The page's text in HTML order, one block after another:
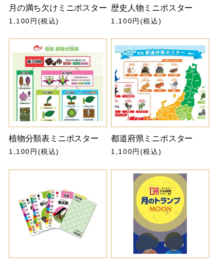
月の満ち欠けミニポスター
1,100円(税込)
歴史人物ミニポスター
1,100円(税込)
植物分類表ミニポスター
1,100円(税込)
都道府県ミニポスター
1,100円(税込)